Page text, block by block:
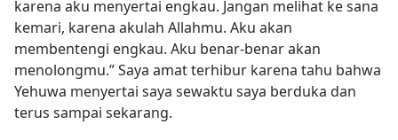
karena aku menyertai engkau. Jangan melihat ke sana
kemari, karena akulah Allahmu. Aku akan
membentengi engkau. Aku benar-benar akan
menolongmu.” Saya amat terhibur karena tahu bahwa
Yehuwa menyertai saya sewaktu saya berduka dan
terus sampai sekarang.